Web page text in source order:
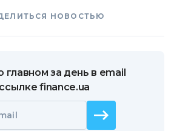
НОВОСТЬЮ
главном за день в email
finance.ua